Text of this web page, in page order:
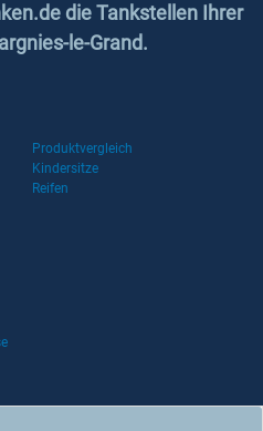
die Tankstellen Ihrer
le-Grand.
Produktvergleich
Kindersitze
Reifen